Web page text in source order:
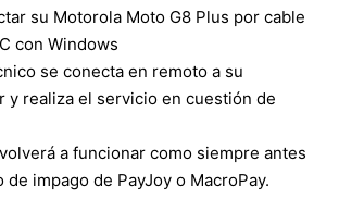
su Motorola Moto G8 Plus por cable
con Windows
se conecta en remoto a su
y realiza el servicio en cuestión de
a funcionar como siempre antes
de impago de PayJoy o MacroPay.